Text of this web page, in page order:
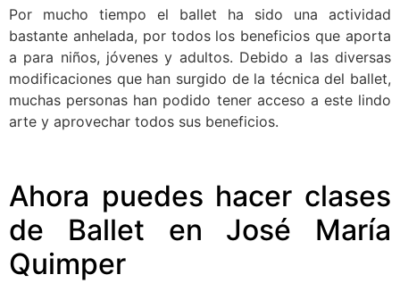
Por mucho tiempo el ballet ha sido una actividad
bastante anhelada, por todos los beneficios que aporta
a para niños, jóvenes y adultos. Debido a las diversas
modificaciones que han surgido de la técnica del ballet,
muchas personas han podido tener acceso a este lindo
arte y aprovechar todos sus beneficios.
Ahora puedes hacer clases
de Ballet en José María
Quimper